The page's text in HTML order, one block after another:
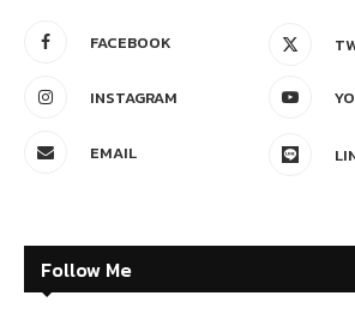
FACEBOOK
INSTAGRAM
EMAIL
Follow Me